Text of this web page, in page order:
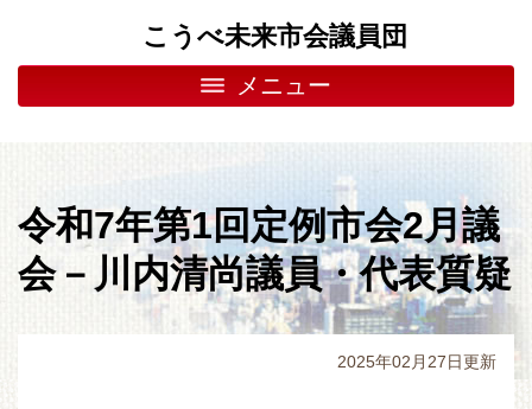
こうべ未来市会議員団
メニュー
令和7年第1回定例市会2月議
会－川内清尚議員・代表質疑
2025年02月27日更新